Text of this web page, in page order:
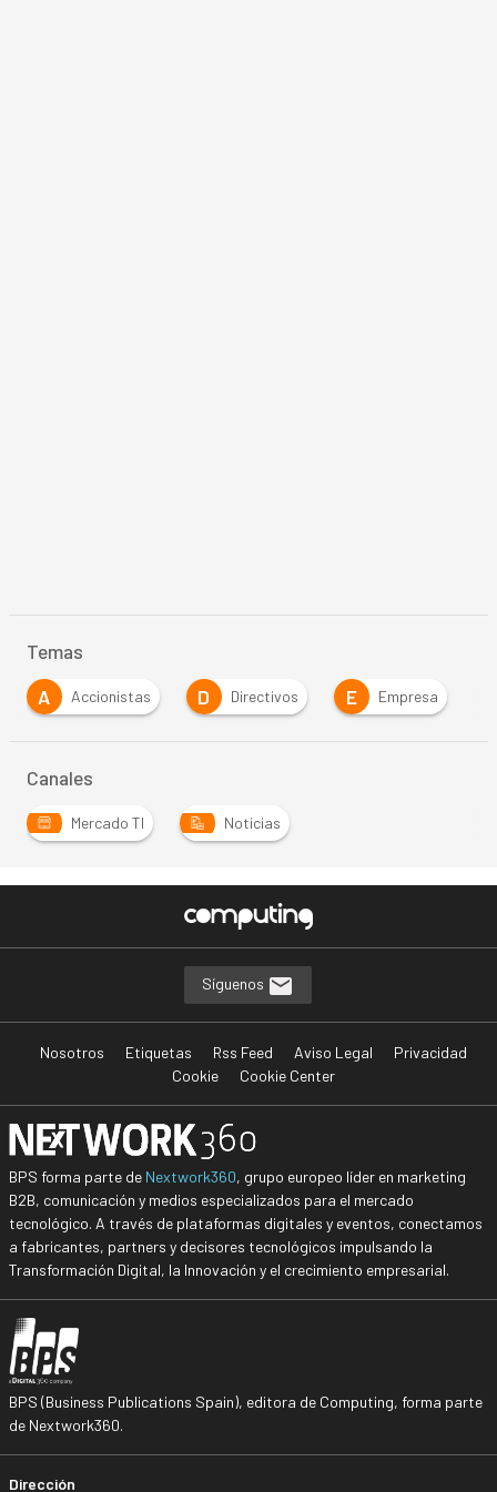
Temas
A
Accionistas D Directivos E Empresa
Canales
Mercado TI Noticias
Síguenos
Nosotros Etiquetas Rss Feed Aviso Legal
Privacidad
Cookie
Cookie Center
BPS forma parte de Nextwork360, grupo europeo líder en marketing
B2B, comunicación y medios especializados para el mercado
tecnológico. A través de plataformas digitales y eventos, conectamos
a fabricantes, partners y decisores tecnológicos impulsando la
Transformación Digital, la Innovación y el crecimiento empresarial.
BPS (Business Publications Spain), editora de Computing, forma parte
de Nextwork360.
Dirección